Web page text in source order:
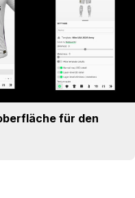
für den